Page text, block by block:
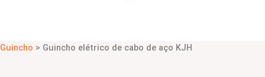
Guincho > Guincho elétrico de cabo de aço KJH